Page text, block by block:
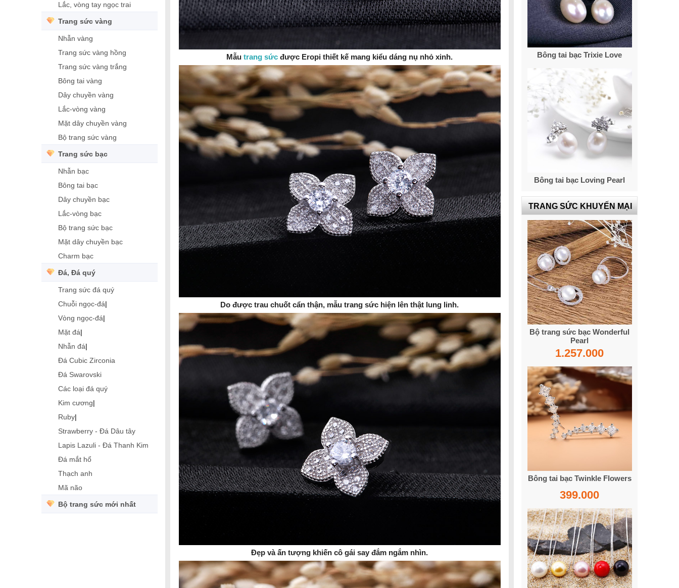
Lắc, vòng tay ngọc trai
Trang sức vàng
Nhẫn vàng
Trang sức vàng hồng
Trang sức vàng trắng
Bông tai vàng
Dây chuyền vàng
Lắc-vòng vàng
Mặt dây chuyền vàng
Bộ trang sức vàng
Trang sức bạc
Nhẫn bạc
Bông tai bạc
Dây chuyền bạc
Lắc-vòng bạc
Bộ trang sức bạc
Mặt dây chuyền bạc
Charm bạc
Đá, Đá quý
Trang sức đá quý
Chuỗi ngọc-đá|
Vòng ngọc-đá|
Mặt đá|
Nhẫn đá|
Đá Cubic Zirconia
Đá Swarovski
Các loại đá quý
Kim cương|
Ruby|
Strawberry - Đá Dâu tây
Lapis Lazuli - Đá Thanh Kim
Đá mắt hổ
Thạch anh
Mã não
Bộ trang sức mới nhất
Mẫu trang sức được Eropi thiết kế mang kiểu dáng nụ nhỏ xinh.
Do được trau chuốt cẩn thận, mẫu trang sức hiện lên thật lung linh.
Đẹp và ấn tượng khiến cô gái say đắm ngắm nhìn.
Bông tai bạc Trixie Love
Bông tai bạc Loving Pearl
TRANG SỨC KHUYẾN MẠI
Bộ trang sức bạc Wonderful
Pearl
1.257.000
Bông tai bạc Twinkle Flowers
399.000